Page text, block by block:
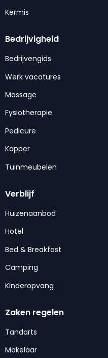
Kermis
Bedrijvigheid
Bedrijvengids
Werk vacatures
Massage
Fysiotherapie
Pedicure
Kapper
Tuinmeubelen
Verblijf
Huizenaanbod
Hotel
Bed & Breakfast
Camping
Kinderopvang
Zaken regelen
Tandarts
Makelaar